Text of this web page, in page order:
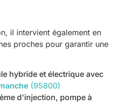
il intervient également en
proches pour garantir une
hybride et électrique avec
(95800)
d'injection, pompe à